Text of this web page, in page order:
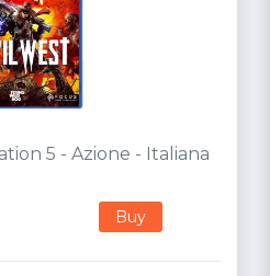
5 - Azione - Italiana
Buy